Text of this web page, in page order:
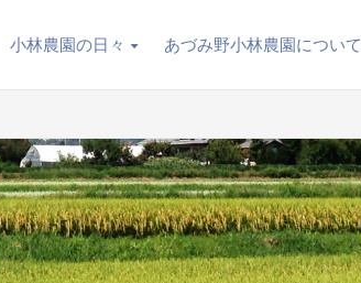
小林農園の日々 あづみ野小林農園について